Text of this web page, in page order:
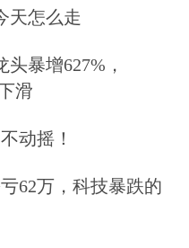
，考虑到一季度
分别下跌1.9%、
公司把握市场机
比，以推动投资
天怎么走
暴增627%，
滑
动摇！
62万，科技暴跌的